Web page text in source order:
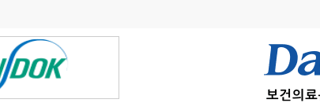
인사 사고
수첩